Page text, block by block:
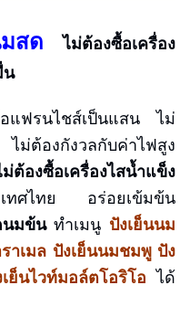
สด ไม่ต้องซื้อเครื่อง
น
แฟรนไชส์เป็นแสน ไม่
องกังวลกับค่าไฟสูง
ม่ต้องซื้อเครื่องไสน้ำแข็ง
ทศไทย อร่อยเข้มข้น
นมข้นทำเมนู ปังเย็นนม
าเมล ปังเย็นนมชมพู ปัง
ย็นไวท์มอล์ตโอริโอ ได้